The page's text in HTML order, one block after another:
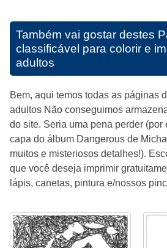
Também vai gostar destes
classificável para colorir e
adultos
Bem, aqui temos todas as páginas
adultos Não conseguimos
do site. Seria uma pena perder (por
capa do álbum Dangerous de
muitos e misteriosos detalhes!).
que você deseja imprimir
lápis, canetas, pintura e/nossos